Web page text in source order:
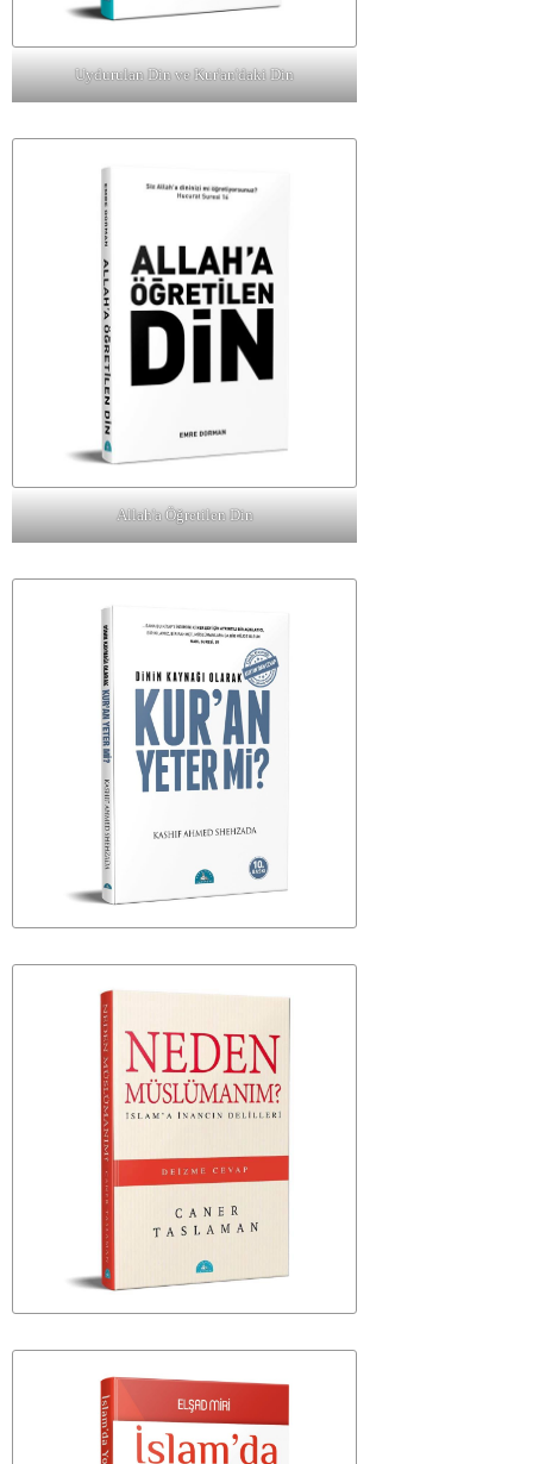
Uydurulan Din ve Kur'an'daki Din
Allah'a Öğretilen Din